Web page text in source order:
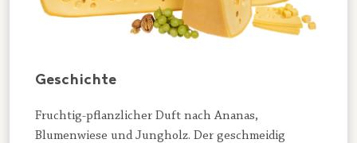
Geschichte
Fruchtig-pflanzlicher Duft nach Ananas,
Blumenwiese und Jungholz. Der geschmeidig